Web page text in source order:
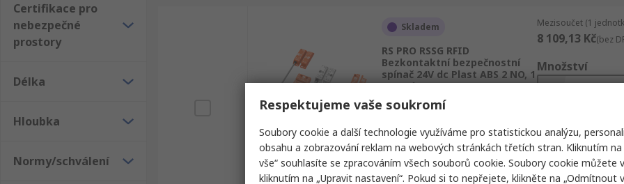
Certifikace pro
nebezpečné
prostory
Délka
Hloubka
Normy/schválení
Skladem
RS PRO RSSG RFID
Bezkontaktní bezpečnostní
spínač 24V dc Plast ABS 2 NO, 1
NC Drát
Skladové číslo RS
Mezisoučet (1
8 109,13 Kč(bez
Množství
Respektujeme vaše soukromí
Soubory cookie a další technologie využíváme pro statistickou analýzu,
obsahu a zobrazování reklam na webových stránkách třetích stran. Kliknutím
vše“ souhlasíte se zpracováním všech souborů cookie. Soubory cookie můžete
kliknutím na „Upravit nastavení“. Pokud si to nepřejete, klikněte na „Odmítnout